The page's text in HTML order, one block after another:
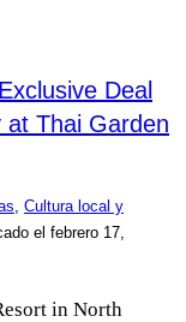
Deal
Thai Garden
, Cultura local y
el febrero 17,
in North